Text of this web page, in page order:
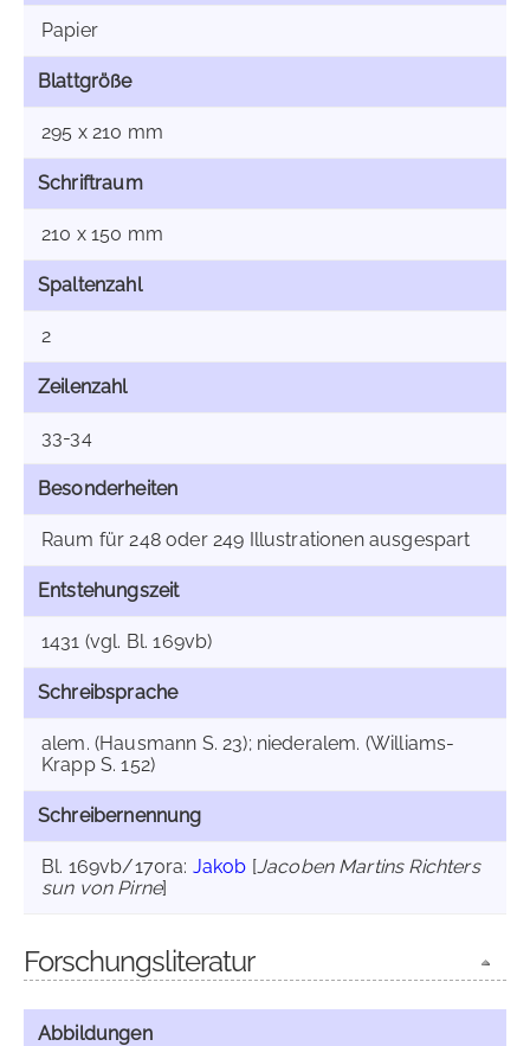
Papier
Blattgröße
295 x 210 mm
Schriftraum
210 x 150 mm
Spaltenzahl
2
Zeilenzahl
33-34
Besonderheiten
Raum für 248 oder 249 Illustrationen ausgespart
Entstehungszeit
1431 (vgl. Bl. 169vb)
Schreibsprache
alem. (Hausmann S. 23); niederalem. (Williams-
Krapp S. 152)
Schreibernennung
Bl. 169vb/170ra: Jakob [Jacoben Martins Richters
sun von Pirne]
Forschungsliteratur
Abbildungen